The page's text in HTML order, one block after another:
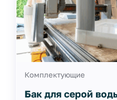
Комплектующие
Бак для серой